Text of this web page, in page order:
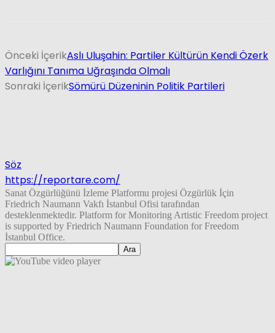
Önceki İçerikAslı Uluşahin: Partiler Kültürün Kendi Özerk
Varlığını Tanıma Uğraşında Olmalı
Sonraki İçerikSömürü Düzeninin Politik Partileri
Söz
https://reportare.com/
Sanat Özgürlüğünü İzleme Platformu projesi Özgürlük İçin
Friedrich Naumann Vakfı İstanbul Ofisi tarafından
desteklenmektedir. Platform for Monitoring Artistic Freedom project
is supported by Friedrich Naumann Foundation for Freedom
İstanbul Office.